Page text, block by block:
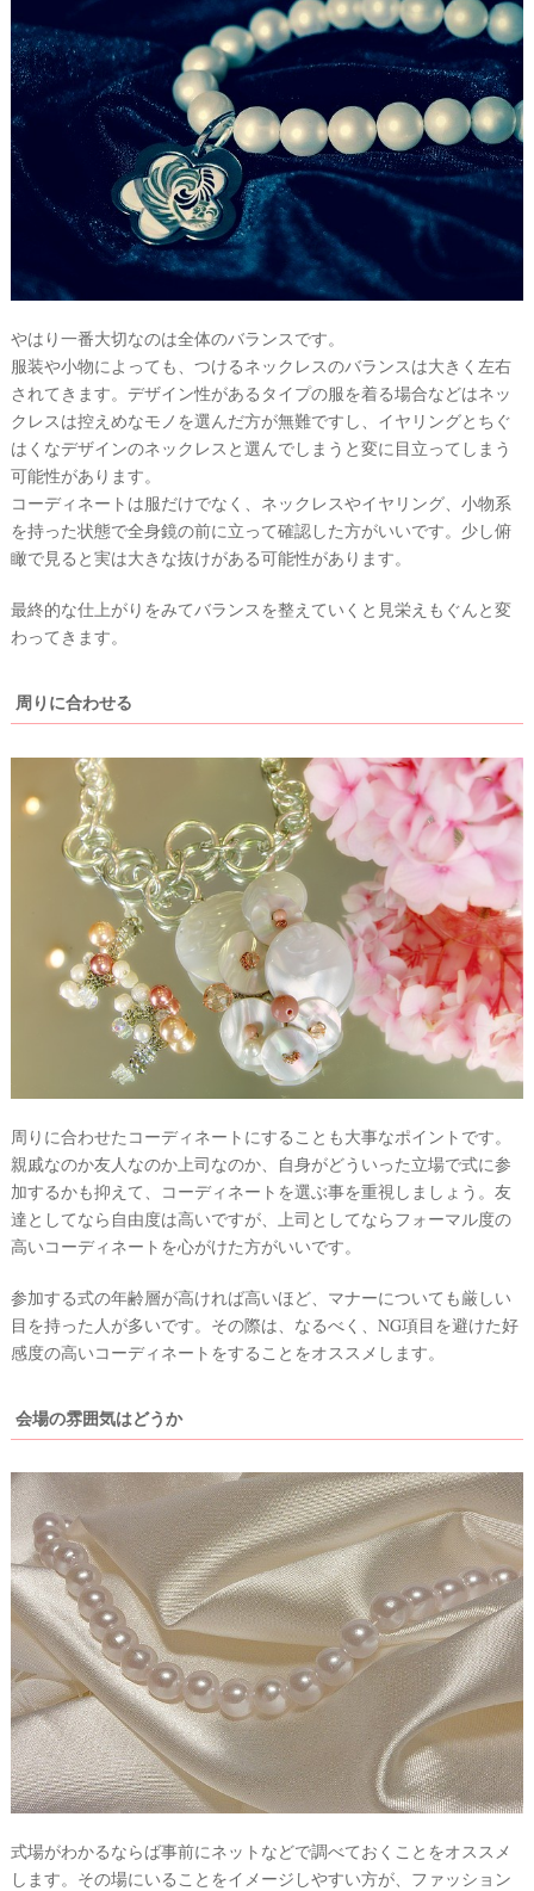
やはり一番大切なのは全体のバランスです。
服装や小物によっても、つけるネックレスのバランスは大きく左右
されてきます。デザイン性があるタイプの服を着る場合などはネッ
クレスは控えめなモノを選んだ方が無難ですし、イヤリングとちぐ
はくなデザインのネックレスと選んでしまうと変に目立ってしまう
可能性があります。
コーディネートは服だけでなく、ネックレスやイヤリング、小物系
を持った状態で全身鏡の前に立って確認した方がいいです。少し俯
瞰で見ると実は大きな抜けがある可能性があります。
最終的な仕上がりをみてバランスを整えていくと見栄えもぐんと変
わってきます。
周りに合わせる
周りに合わせたコーディネートにすることも大事なポイントです。
親戚なのか友人なのか上司なのか、自身がどういった立場で式に参
加するかも抑えて、コーディネートを選ぶ事を重視しましょう。友
達としてなら自由度は高いですが、上司としてならフォーマル度の
高いコーディネートを心がけた方がいいです。
参加する式の年齢層が高ければ高いほど、マナーについても厳しい
目を持った人が多いです。その際は、なるべく、NG項目を避けた好
感度の高いコーディネートをすることをオススメします。
会場の雰囲気はどうか
式場がわかるならば事前にネットなどで調べておくことをオススメ
します。その場にいることをイメージしやすい方が、ファッション